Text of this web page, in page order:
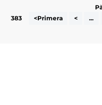
383
<Primera < ...